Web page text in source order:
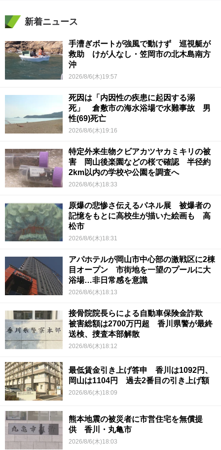
新着ニュース
手漕ぎボートが強風で動けず 巡視艇が
救助 けが人なし・笠岡市の北木島南方
沖
2026/8/6(木)19:57
死因は「内因性の疾患に起因する溺
死」 倉敷市の海水浴場で水難事故 男
性(69)死亡
2026/8/6(木)19:16
特定外来生物クビアカツヤカミキリの被
害 岡山後楽園などの桜で確認 半径約
2km以内の学校や公園を調査へ
2026/8/6(木)18:33
原爆の悲惨さ伝えるパネル展 被爆者の
記憶をもとに高校生が描いた絵画も 高
松市
2026/8/6(木)18:31
アパホテルが岡山市中心部の激戦区に2棟
目オープン 市街地を一望のプールに大
浴場…非日常感を意識
2026/8/6(木)18:13
接骨院院長らによる自動車保険金詐欺
被害総額は2700万円超 香川県警が最終
送検、捜査本部解散
2026/8/6(木)18:12
最低賃金引き上げ答申 香川は1092円、
岡山は1104円 過去2番目の引き上げ額
2026/8/6(木)18:09
熊本地震の被災者に市営住宅を無償提
供 香川・丸亀市
2026/8/6(木)18:03